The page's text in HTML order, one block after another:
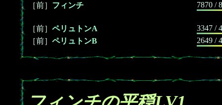
［前］ フィンチ 7870 /
［前］ ペリュトンA
3347 /
［前］ ペリュトンB 2649 /